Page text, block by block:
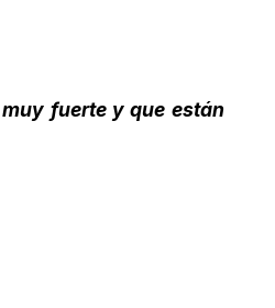
fuerte y que están